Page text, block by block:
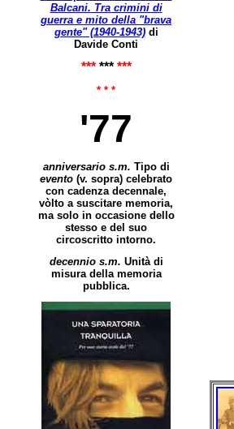
Balcani. Tra crimini di
guerra e mito della "brava
gente" (1940-1943) di
Davide Conti
*** *** ***
* * *
'77
anniversario s.m. Tipo di
evento (v. sopra) celebrato
con cadenza decennale,
vòlto a suscitare memoria,
ma solo in occasione dello
stesso e del suo
circoscritto intorno.
decennio s.m. Unità di
misura della memoria
pubblica.